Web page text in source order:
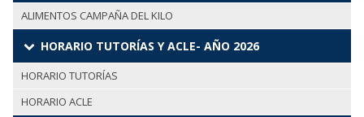
ALIMENTOS CAMPAÑA DEL KILO
HORARIO TUTORÍAS Y ACLE- AÑO 2026
HORARIO TUTORÍAS
HORARIO ACLE